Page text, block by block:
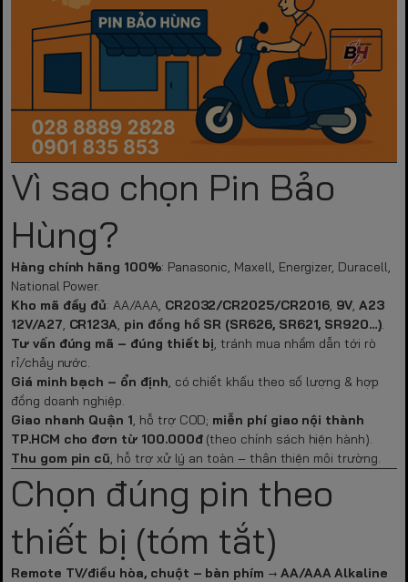
Vì sao chọn Pin Bảo
Hùng?
Hàng chính hãng 100%: Panasonic, Maxell, Energizer, Duracell,
National Power.
Kho mã đầy đủ: AA/AAA, CR2032/CR2025/CR2016, 9V,A23
12V/A27, CR123A, pin đồng hồ SR (SR626, SR621, SR920…).
Tư vấn đúng mã – đúng thiết bị, tránh mua nhầm dẫn tới rò
rỉ/chảy nước.
Giá minh bạch – ổn định, có chiết khấu theo số lượng & hợp
đồng doanh nghiệp.
Giao nhanh Quận 1, hỗ trợ COD; miễn phí giao nội thành
TP.HCM cho đơn từ 100.000đ(theo chính sách hiện hành).
Thu gom pin cũ, hỗ trợ xử lý an toàn – thân thiện môi trường.
Chọn đúng pin theo
thiết bị (tóm tắt)
Remote TV/điều hòa, chuột – bàn phím → AA/AAA Alkaline